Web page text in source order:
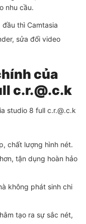
nhu cầu.
thì Camtasia
sửa đổi video
của
c.r.@.c.k
studio 8 full c.r.@.c.k
chất lượng hình nét.
tận dụng hoàn hảo
không phát sinh chi
tạo ra sự sắc nét,